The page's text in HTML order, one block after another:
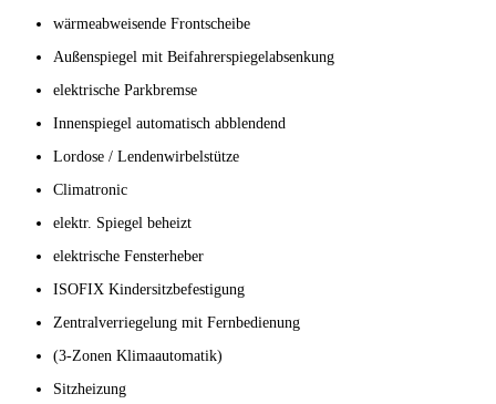
wärmeabweisende Frontscheibe
Außenspiegel mit Beifahrerspiegelabsenkung
elektrische Parkbremse
Innenspiegel automatisch abblendend
Lordose / Lendenwirbelstütze
Climatronic
elektr. Spiegel beheizt
elektrische Fensterheber
ISOFIX Kindersitzbefestigung
Zentralverriegelung mit Fernbedienung
(3-Zonen Klimaautomatik)
Sitzheizung